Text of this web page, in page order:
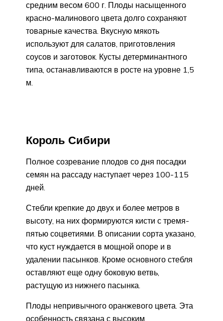
средним весом 600 г. Плоды насыщенного
красно-малинового цвета долго сохраняют
товарные качества. Вкусную мякоть
используют для салатов, приготовления
соусов и заготовок. Кусты детерминантного
типа, останавливаются в росте на уровне 1,5
м.
Король Сибири
Полное созревание плодов со дня посадки
семян на рассаду наступает через 100-115
дней.
Стебли крепкие до двух и более метров в
высоту, на них формируются кисти с тремя-
пятью соцветиями. В описании сорта указано,
что куст нуждается в мощной опоре и в
удалении пасынков. Кроме основного стебля
оставляют еще одну боковую ветвь,
растущую из нижнего пасынка.
Плоды непривычного оранжевого цвета. Эта
особенность связана с высоким